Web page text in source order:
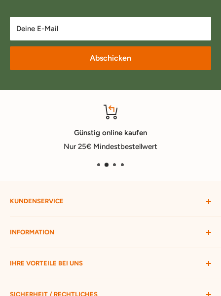
Deine E-Mail
Abschicken
Günstig online kaufen
Nur 25€ Mindestbestellwert
KUNDENSERVICE
Mein Konto
Widerruf starten
Bestellung verfolgen
Passwort vergessen
Kontakt
INFORMATION
Versandbedingungen
Ratgeber
Hofmax stellt sich vor
IHRE VORTEILE BEI UNS
ca. 3.500 Produkte zur Auswahl
SICHERHEIT / RECHTLICHES